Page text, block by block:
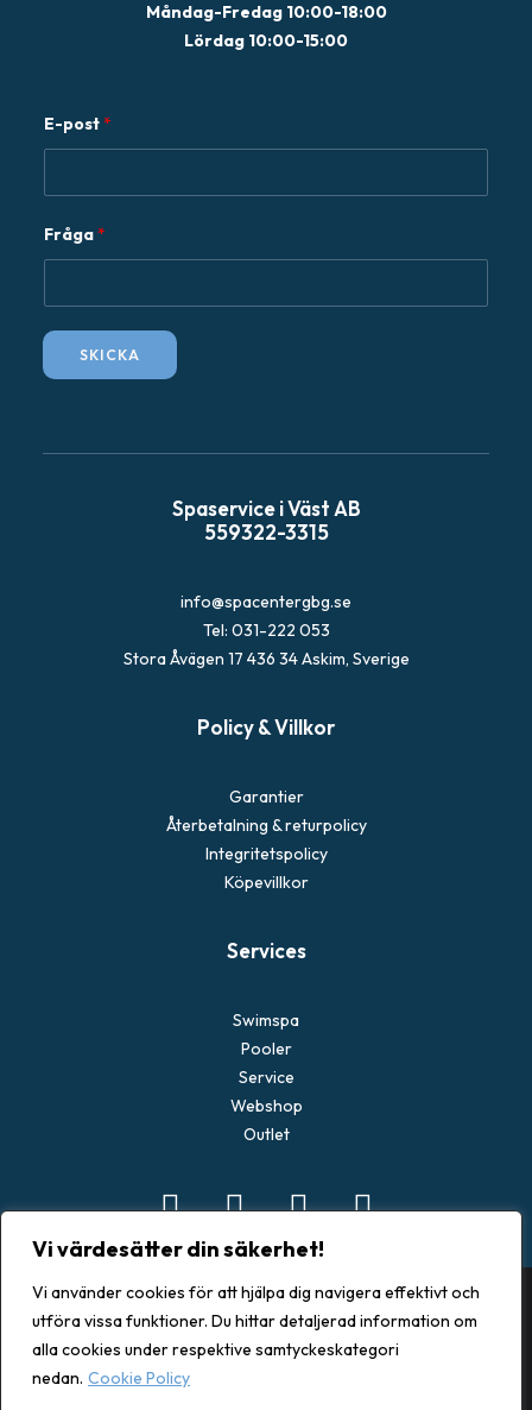
Vi värdesätter din säkerhet!
Vi använder cookies för att hjälpa dig navigera effektivt och
utföra vissa funktioner. Du hittar detaljerad information om
alla cookies under respektive samtyckeskategori
nedan. Cookie Policy
Måndag-Fredag 10:00-18:00
Lördag 10:00-15:00
o
s
t
r
å
g
E-post*
Fråga*
SKICKA
Spaservice i Väst AB
559322-3315
info@spacentergbg.se
Tel: 031-222 053
Stora Åvägen 17 436 34 Askim, Sverige
Policy & Villkor
Garantier
Återbetalning & returpolicy
Integritetspolicy
Köpevillkor
Services
Swimspa
Pooler
Service
Webshop
Outlet
© 2026 Spacenter Göteborg. All rights reserved